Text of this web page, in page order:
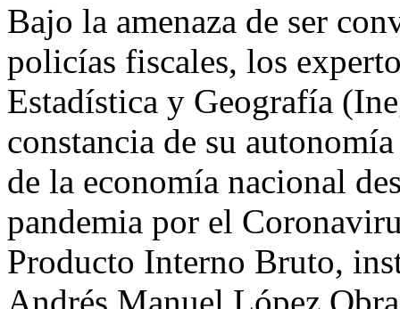
Bajo la amenaza de ser
policías fiscales, los
Estadística y Geografía
constancia de su
de la economía nacional
pandemia por el
Producto Interno Bruto,
Andrés Manuel López